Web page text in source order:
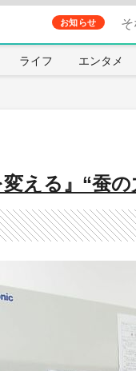
お知らせ
ライフ エンタメ
変える』“蚕